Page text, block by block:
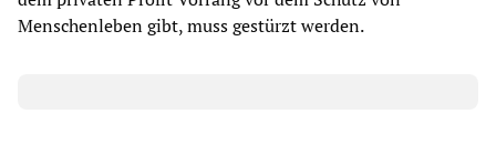
Menschenleben gibt, muss gestürzt werden.